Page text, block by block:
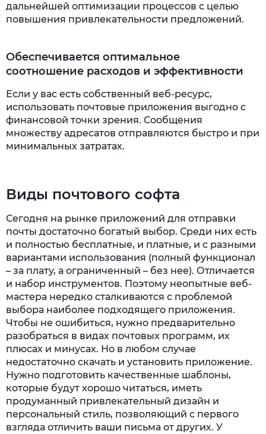
дальнейшей оптимизации процессов с целью
повышения привлекательности предложений.
Обеспечивается оптимальное
соотношение расходов и эффективности
Если у вас есть собственный веб-ресурс,
использовать почтовые приложения выгодно с
финансовой точки зрения. Сообщения
множеству адресатов отправляются быстро и при
минимальных затратах.
Виды почтового софта
Сегодня на рынке приложений для отправки
почты достаточно богатый выбор. Среди них есть
и полностью бесплатные, и платные, и с разными
вариантами использования (полный функционал
– за плату, а ограниченный – без нее). Отличается
и набор инструментов. Поэтому неопытные веб-
мастера нередко сталкиваются с проблемой
выбора наиболее подходящего приложения.
Чтобы не ошибиться, нужно предварительно
разобраться в видах почтовых программ, их
плюсах и минусах. Но в любом случае
недостаточно скачать и установить приложение.
Нужно подготовить качественные шаблоны,
которые будут хорошо читаться, иметь
продуманный привлекательный дизайн и
персональный стиль, позволяющий с первого
взгляда отличить ваши письма от других. У